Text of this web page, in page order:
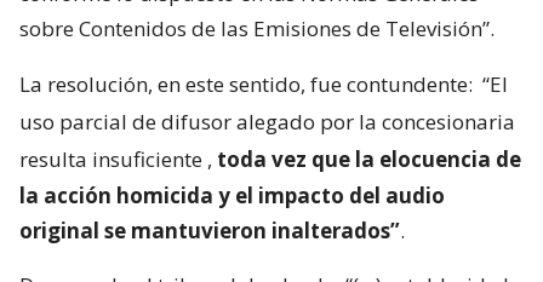
sobre Contenidos de las Emisiones de Televisión”.
La resolución, en este sentido, fue contundente: “El
uso parcial de difusor alegado por la concesionaria
resulta insuficiente , toda vez que la elocuencia de
la acción homicida y el impacto del audio
original se mantuvieron inalterados”.